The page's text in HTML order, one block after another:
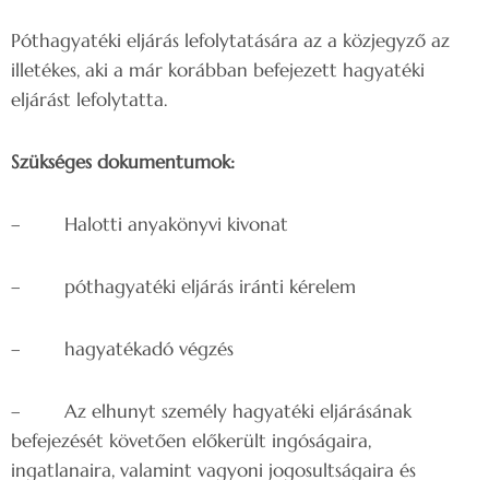
Póthagyatéki eljárás lefolytatására az a közjegyző az
illetékes, aki a már korábban befejezett hagyatéki
eljárást lefolytatta.
Szükséges dokumentumok:
– Halotti anyakönyvi kivonat
– póthagyatéki eljárás iránti kérelem
– hagyatékadó végzés
– Az elhunyt személy hagyatéki eljárásának
befejezését követően előkerült ingóságaira,
ingatlanaira, valamint vagyoni jogosultságaira és